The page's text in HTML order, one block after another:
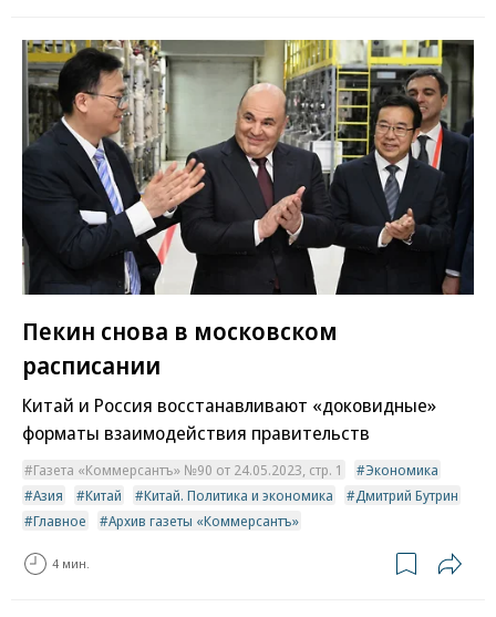
Пекин снова в московском
расписании
Китай и Россия восстанавливают «доковидные»
форматы взаимодействия правительств
Газета «Коммерсантъ» №90 от 24.05.2023, стр. 1
Экономика
Азия
Китай Китай. Политика и экономика
Дмитрий Бутрин
Главное
Архив газеты «Коммерсантъ»
4 мин.